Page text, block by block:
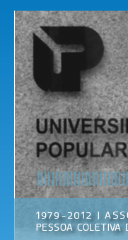
Universidade
Popular do
Porto
Associação
Cultural